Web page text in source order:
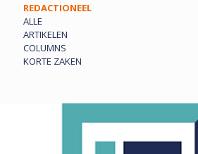
REDACTIONEEL
ALLE
ARTIKELEN
COLUMNS
KORTE ZAKEN